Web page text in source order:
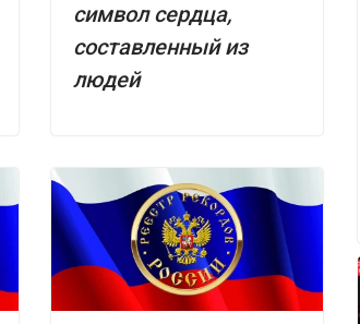
символ сердца,
составленный из
людей